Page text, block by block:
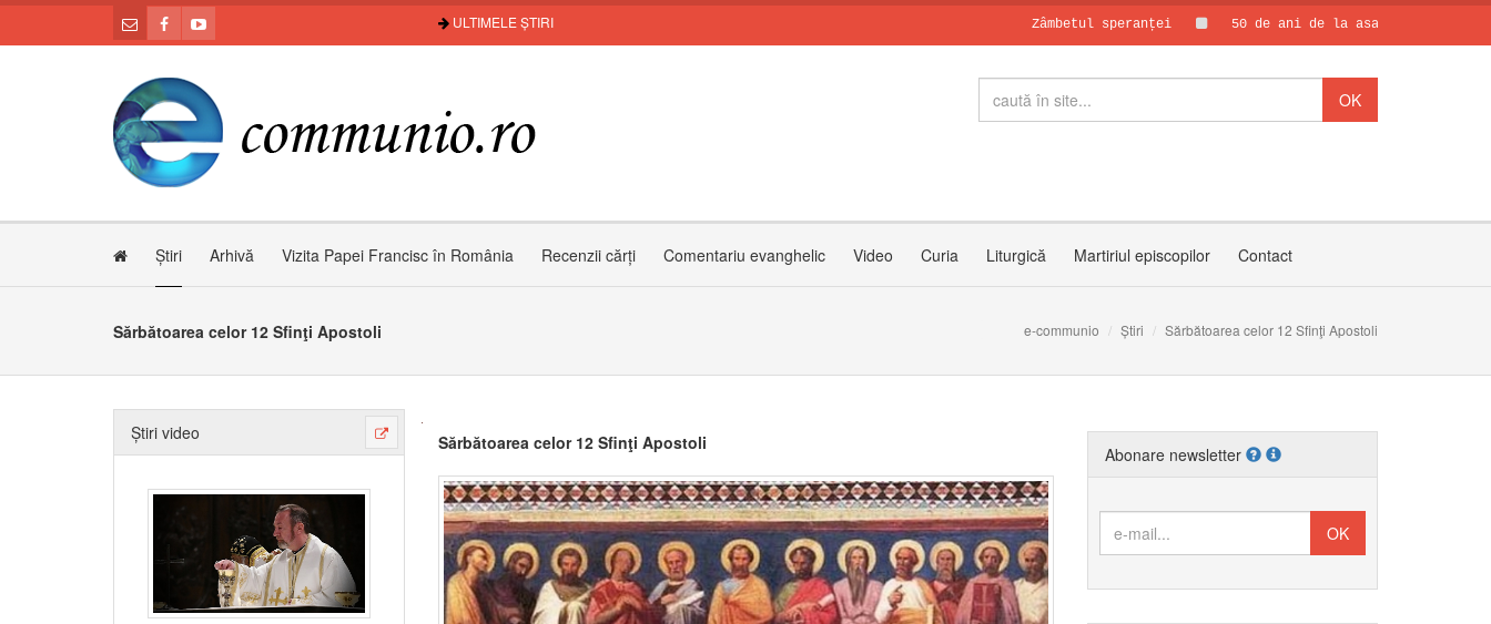
ULTIMELE ȘTIRI Zâmbetul speranței 50 de ani de la asasinarea părintelui
Papa Leon al
30 de ani de
Știri Arhivă Vizita Papei Francisc în România Recenzii cărți Comentariu evanghelic Video Curia Liturgică Martiriul episcopilor Contact
Sărbătoarea celor 12 Sfinţi Apostoli e-communio Știri Sărbătoarea celor 12 Sfinţi Apostoli
Știri video Sărbătoarea celor 12 Sfinţi Apostoli
Abonare newsletter